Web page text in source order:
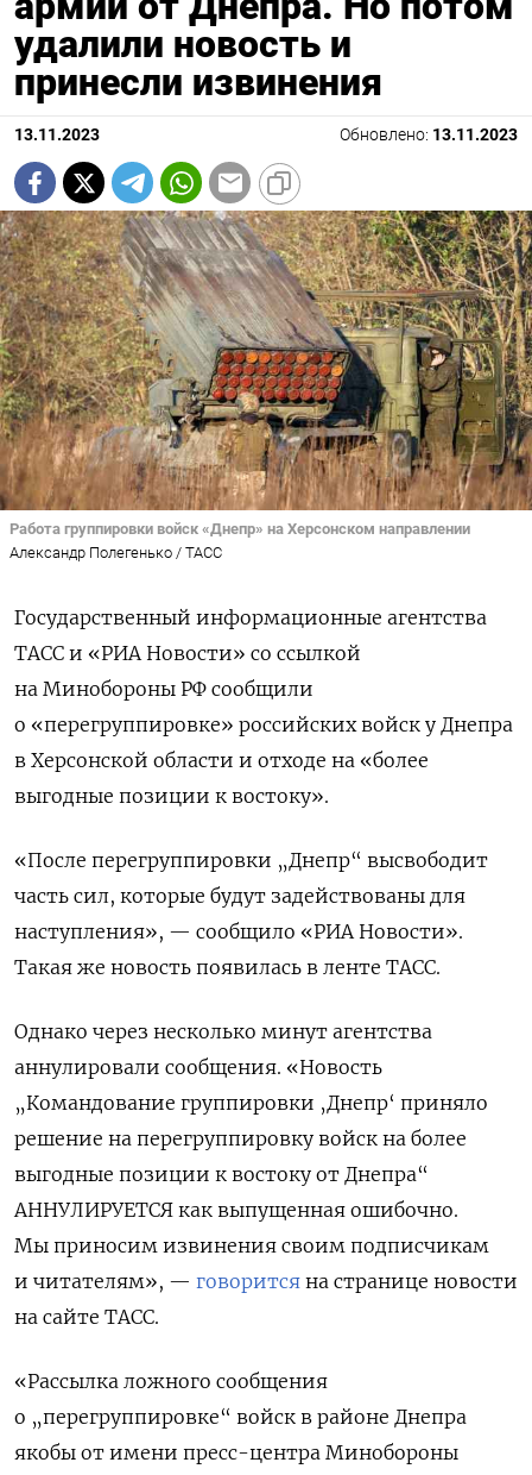
удалили новость и
принесли извинения
13.11.2023 Обновлено: 13.11.2023
Работа группировки войск «Днепр» на Херсонском направлении
Александр Полегенько / ТАСС
Государственный информационные агентства
ТАСС и «РИА Новости» со ссылкой
на Минобороны РФ сообщили
о «перегруппировке» российских войск у Днепра
в Херсонской области и отходе на «более
выгодные позиции к востоку».
«После перегруппировки „Днепр“ высвободит
часть сил, которые будут задействованы для
наступления», — сообщило «РИА Новости».
Такая же новость появилась в ленте ТАСС.
Однако через несколько минут агентства
аннулировали сообщения. «Новость
„Командование группировки ‚Днепр‘ приняло
решение на перегруппировку войск на более
выгодные позиции к востоку от Днепра“
АННУЛИРУЕТСЯ как выпущенная ошибочно.
Мы приносим извинения своим подписчикам
и читателям», — говорится на странице новости
на сайте ТАСС.
«Рассылка ложного сообщения
о „перегруппировке“ войск в районе Днепра
якобы от имени пресс-центра Минобороны